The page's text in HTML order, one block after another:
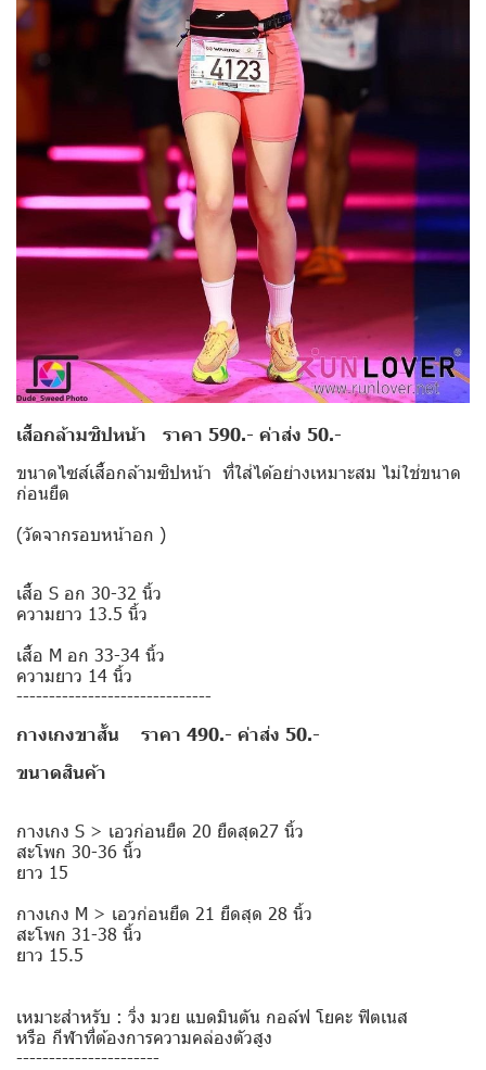
เสื้อกล้ามซิปหน้า ราคา 590.- ค่าส่ง 50.-
ขนาดไซส์เสื้อกล้ามซิปหน้า ที่ใส่ได้อย่างเหมาะสม ไม่ใช่ขนาด
ก่อนยืด
(วัดจากรอบหน้าอก )
เสื้อ S อก 30-32 นิ้ว
ความยาว 13.5 นิ้ว
เสื้อ M อก 33-34 นิ้ว
ความยาว 14 นิ้ว
------------------------------
กางเกงขาสั้น ราคา 490.- ค่าส่ง 50.-
ขนาดสินค้า
กางเกง S > เอวก่อนยืด 20 ยืดสุด27 นิ้ว
สะโพก 30-36 นิ้ว
ยาว 15
กางเกง M > เอวก่อนยืด 21 ยืดสุด 28 นิ้ว
สะโพก 31-38 นิ้ว
ยาว 15.5
เหมาะสำหรับ : วิ่ง มวย แบดมินตัน กอล์ฟ โยคะ ฟิตเนส
หรือ กีฬาที่ต้องการความคล่องตัวสูง
----------------------